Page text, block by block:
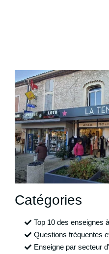
Catégories
Top 10 des enseignes
Questions fréquentes
Enseigne par secteur